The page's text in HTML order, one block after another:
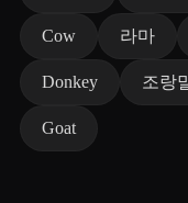
Cow 라마
Donkey 조랑
Goat